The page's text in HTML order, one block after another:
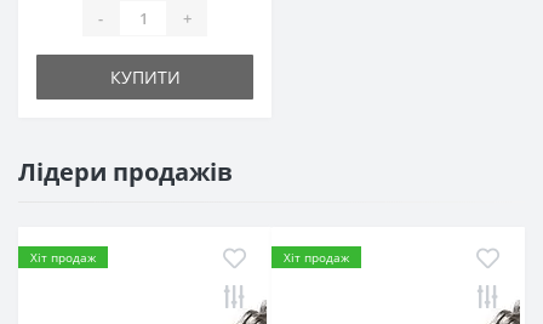
- +
КУПИТИ
Лідери продажів
Хіт продаж Хіт продаж